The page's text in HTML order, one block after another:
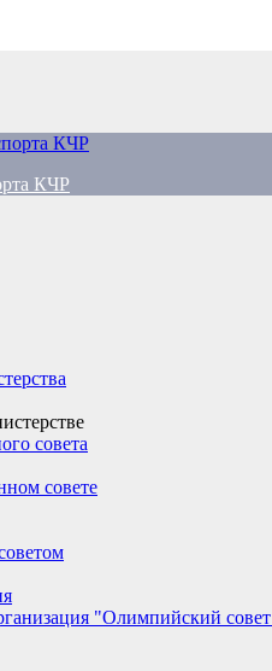
КЧР
совета
совете
"Олимпийский